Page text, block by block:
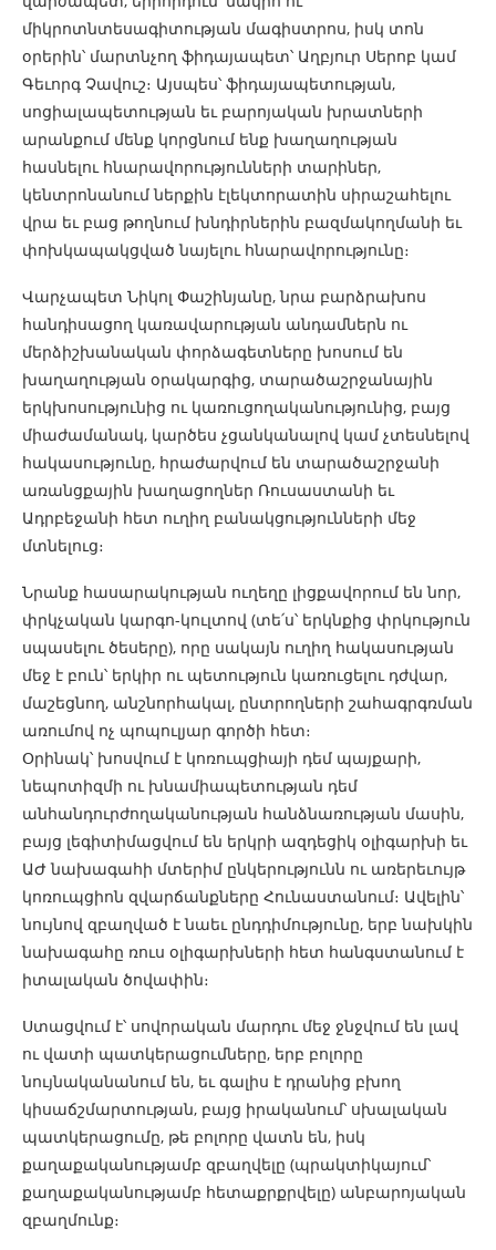
միկրոտնտեսագիտության մագիստրոս, իսկ տոն
օրերին՝ մարտնչող ֆիդայապետ՝ Աղբյուր Սերոբ կամ
Գեւորգ Չավուշ։ Այսպես՝ ֆիդայապետության,
սոցիալապետության եւ բարոյական խրատների
արանքում մենք կորցնում ենք խաղաղության
հասնելու հնարավորությունների տարիներ,
կենտրոնանում ներքին էլեկտորատին սիրաշահելու
վրա եւ բաց թողնում խնդիրներին բազմակողմանի եւ
փոխկապակցված նայելու հնարավորությունը։
Վարչապետ Նիկոլ Փաշինյանը, նրա բարձրախոս
հանդիսացող կառավարության անդամներն ու
մերձիշխանական փորձագետները խոսում են
խաղաղության օրակարգից, տարածաշրջանային
երկխոսությունից ու կառուցողականությունից, բայց
միաժամանակ, կարծես չցանկանալով կամ չտեսնելով
հակասությունը, հրաժարվում են տարածաշրջանի
առանցքային խաղացողներ Ռուսաստանի եւ
Ադրբեջանի հետ ուղիղ բանակցությունների մեջ
մտնելուց։
Նրանք հասարակության ուղեղը լիցքավորում են նոր,
փրկչական կարգո-կուլտով (տե՛ս՝ երկնքից փրկություն
սպասելու ծեսերը), որը սակայն ուղիղ հակասության
մեջ է բուն՝ երկիր ու պետություն կառուցելու դժվար,
մաշեցնող, անշնորհակալ, ընտրողների շահագրգռման
առումով ոչ պոպուլյար գործի հետ։
Օրինակ՝ խոսվում է կոռուպցիայի դեմ պայքարի,
նեպոտիզմի ու խնամիապետության դեմ
անհանդուրժողականության հանձնառության մասին,
բայց լեգիտիմացվում են երկրի ազդեցիկ օլիգարխի եւ
ԱԺ նախագահի մտերիմ ընկերությունն ու առերեւույթ
կոռուպցիոն զվարճանքները Հունաստանում։ Ավելին՝
նույնով զբաղված է նաեւ ընդդիմությունը, երբ նախկին
նախագահը ռուս օլիգարխների հետ հանգստանում է
իտալական ծովափին։
Ստացվում է՝ սովորական մարդու մեջ ջնջվում են լավ
ու վատի պատկերացումները, երբ բոլորը
նույնականանում են, եւ գալիս է դրանից բխող
կիսաճշմարտության, բայց իրականում՝ սխալական
պատկերացումը, թե բոլորը վատն են, իսկ
քաղաքականությամբ զբաղվելը (պրակտիկայում՝
քաղաքականությամբ հետաքրքրվելը) անբարոյական
զբաղմունք։